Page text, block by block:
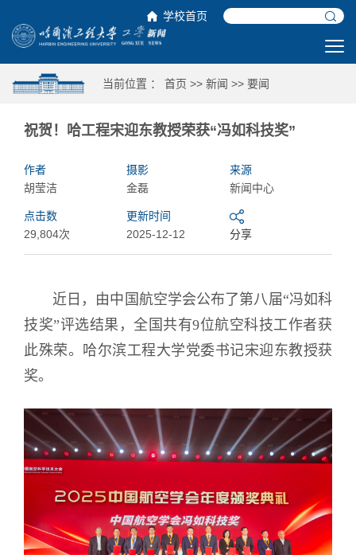
学校首页
当前位置 ： 首页 >> 新闻 >> 要闻
祝贺！哈工程宋迎东教授荣获“冯如科技奖”
作者
胡莹洁
摄影
金磊
来源
新闻中心
点击数
29,804次
更新时间
2025-12-12
分享
近日，由中国航空学会公布了第八届“冯如科
技奖”评选结果，全国共有9位航空科技工作者获
此殊荣。哈尔滨工程大学党委书记宋迎东教授获
奖。